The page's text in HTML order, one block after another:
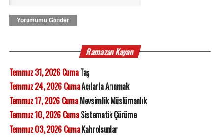
Yorumumu Gönder
Ramazan Kayan
Temmuz 31, 2026 CumaTaş
Temmuz 24, 2026 CumaAcılarla Arınmak
Temmuz 17, 2026 CumaMevsimlik Müslümanlık
Temmuz 10, 2026 CumaSistematik Çürüme
Temmuz 03, 2026 CumaKahrolsunlar